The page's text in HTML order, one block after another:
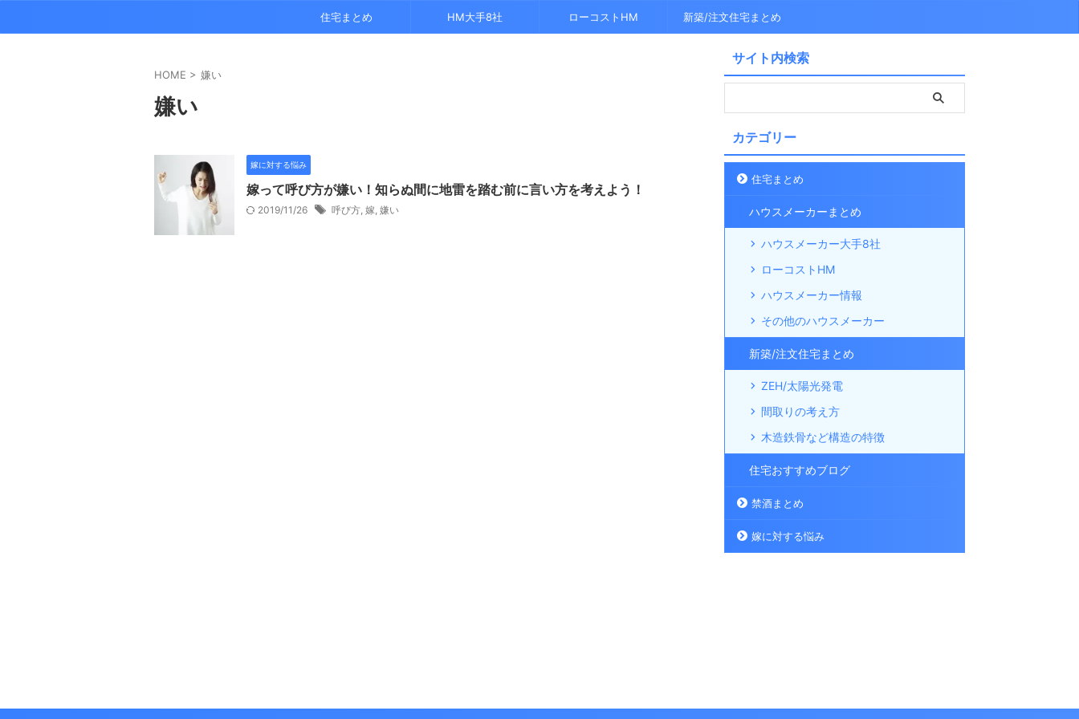
住宅まとめ HM大手8社 ローコストHM 新築/注文住宅まとめ
HOME > 嫌い
嫌い
嫁に対する悩み
嫁って呼び方が嫌い！知らぬ間に地雷を踏む前に言い方を考えよう！
2019/11/26 呼び方, 嫁, 嫌い
サイト内検索
カテゴリー
住宅まとめ
ハウスメーカーまとめ
ハウスメーカー大手8社
ローコストHM
ハウスメーカー情報
その他のハウスメーカー
新築/注文住宅まとめ
ZEH/太陽光発電
間取りの考え方
木造鉄骨など構造の特徴
住宅おすすめブログ
禁酒まとめ
嫁に対する悩み